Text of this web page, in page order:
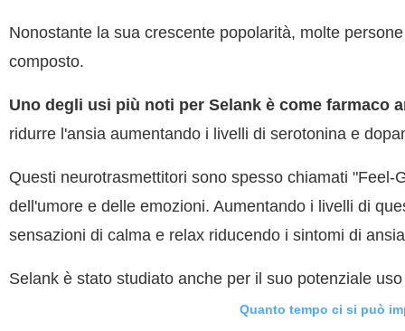
Nonostante la sua crescente popolarità, molte
composto.
Uno degli usi più noti per Selank è come farmaco
ridurre l'ansia aumentando i livelli di serotonina e
Questi neurotrasmettitori sono spesso chiamati
dell'umore e delle emozioni. Aumentando i livelli di
sensazioni di calma e relax riducendo i sintomi di
Selank è stato studiato anche per il suo potenziale
Quanto tempo ci si può